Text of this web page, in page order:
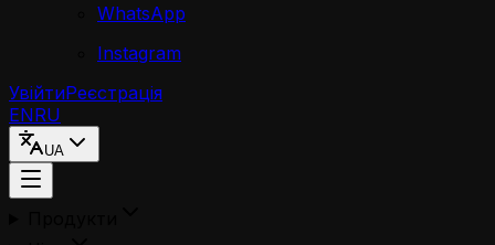
WhatsApp
Instagram
УвійтиРеєстрація
ENRU
UA